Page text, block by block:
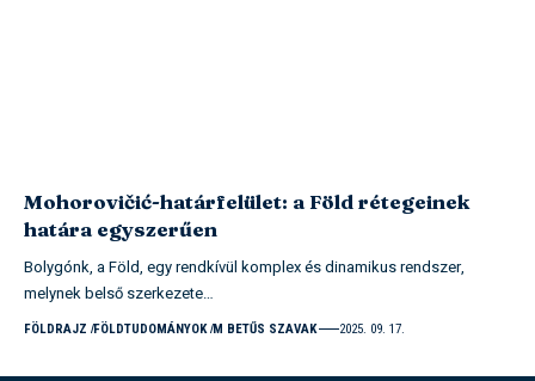
Mohorovičić-határfelület: a Föld rétegeinek
határa egyszerűen
Bolygónk, a Föld, egy rendkívül komplex és dinamikus rendszer,
melynek belső szerkezete…
FÖLDRAJZ FÖLDTUDOMÁNYOK M BETŰS SZAVAK 2025. 09. 17.